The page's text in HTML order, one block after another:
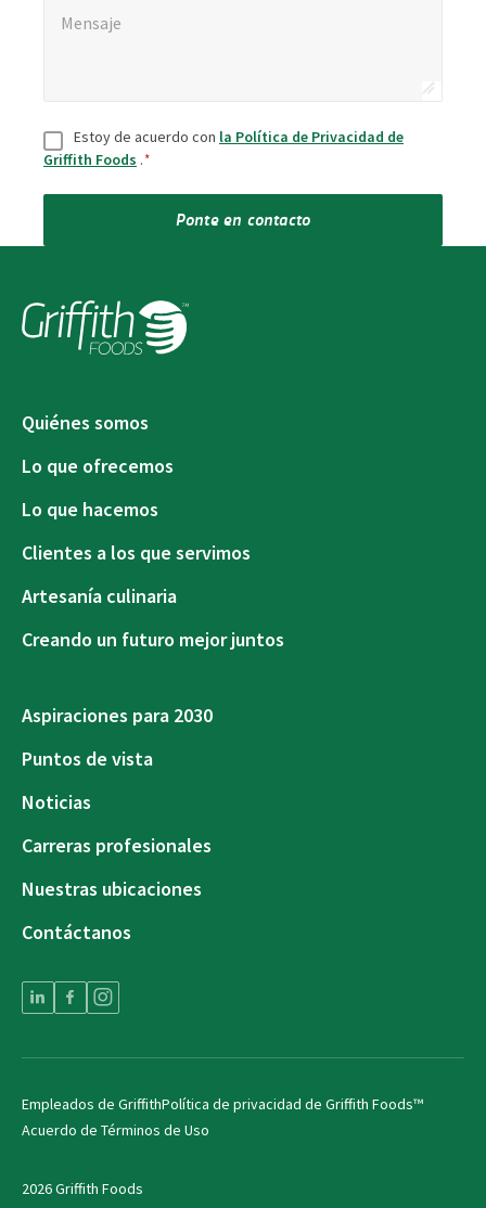
Mensaje
Consentir
Estoy de acuerdo con la Política de Privacidad de
Griffith Foods .*
Ponte en contacto
Quiénes somos
Lo que ofrecemos
Lo que hacemos
Clientes a los que servimos
Artesanía culinaria
Creando un futuro mejor juntos
Aspiraciones para 2030
Puntos de vista
Noticias
Carreras profesionales
Nuestras ubicaciones
Contáctanos
2026 Griffith Foods
Empleados de GriffithPolítica de privacidad de Griffith Foods™
Acuerdo de Términos de Uso